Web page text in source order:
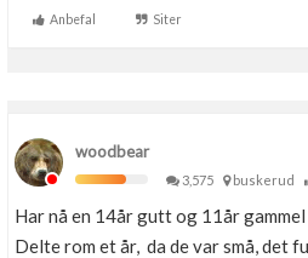
Boligmappa+
Anbefal Siter
woodbear
3,575
buskerud
Har nå en 14år gutt og 11år
Delte rom et år, da de var små, det